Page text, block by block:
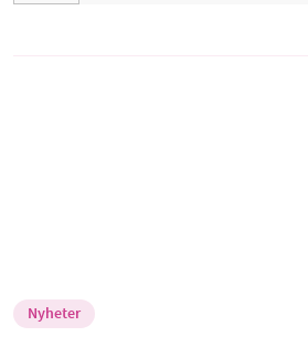
Nyheter